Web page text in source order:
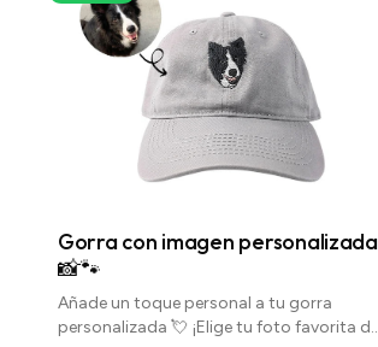
Gorra con imagen personalizada
📸🐾
Añade un toque personal a tu gorra
personalizada 💘 ¡Elige tu foto favorita de